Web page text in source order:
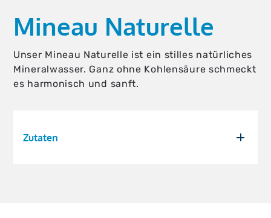
Mineau Naturelle
Unser Mineau Naturelle ist ein stilles natürliches
Mineralwasser. Ganz ohne Kohlensäure schmeckt
es harmonisch und sanft.
Zutaten